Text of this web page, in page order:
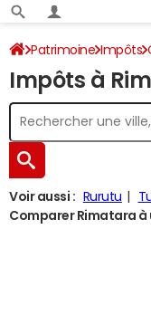
Patrimoine Impôts
Rimatara Impôt sur le
Impôts à
Voir aussi : Rurutu
Comparer Rimatara à